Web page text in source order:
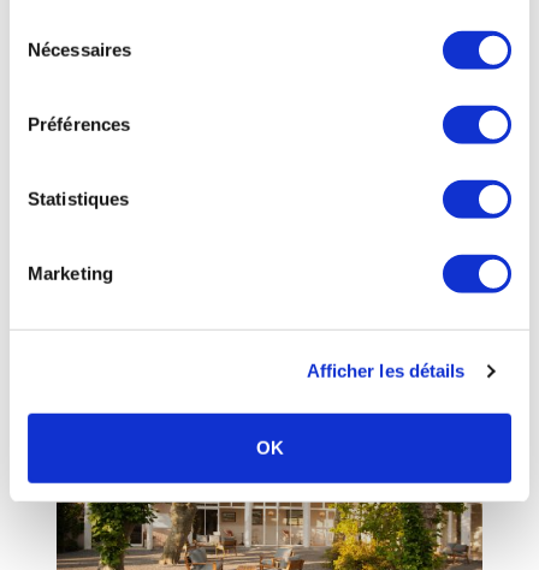
Nécessaires
Préférences
Statistiques
Marketing
Afficher les détails
OK
02 mars au 28 novembre 2026